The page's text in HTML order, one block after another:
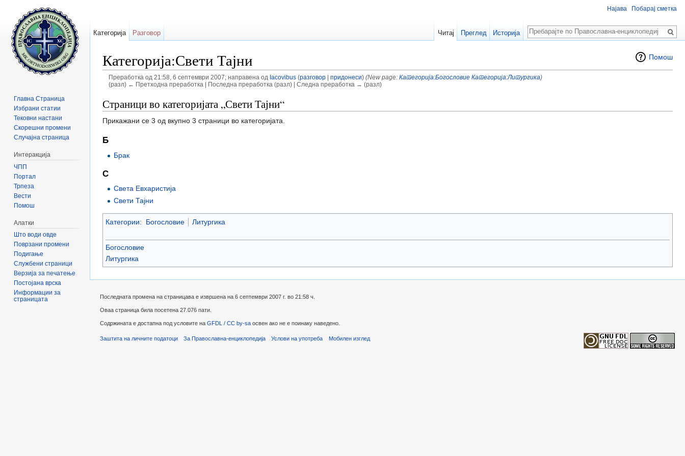
Помош
Категорија:Свети Тајни
Преработка од 21:58, 6 септември 2007; направена од Iacovibus (разговор| придонеси) (New page: Категорија:Богословие Категорија:Литургика)
(разл) ← Претходна преработка | Последна преработка (разл) | Следна преработка → (разл)
Страници во категоријата „Свети Тајни“
Прикажани се 3 од вкупно 3 страници во категоријата.
Б
Брак
С
Света Евхаристија
Свети Тајни
Категории: Богословие Литургика
Богословие
Литургика
Најава Побарај сметка
Категорија Разговор Читај Преглед Историја
Пребарај
Главна Страница
Избрани статии
Тековни настани
Скорешни промени
Случајна страница
Интеракција
ЧПП
Портал
Трпеза
Вести
Помош
Алатки
Што води овде
Поврзани промени
Подигање
Службени страници
Верзија за печатење
Постојана врска
Информации за
страницата
Последната промена на страницава е извршена на 6 септември 2007 г. во 21:58 ч.
Оваа страница била посетена 27.076 пати.
Содржината е достапна под условите на GFDL / CC by-sa освен ако не е поинаку наведено.
Заштита на личните податоци За Православна-енциклопедија Услови на употреба Мобилен изглед